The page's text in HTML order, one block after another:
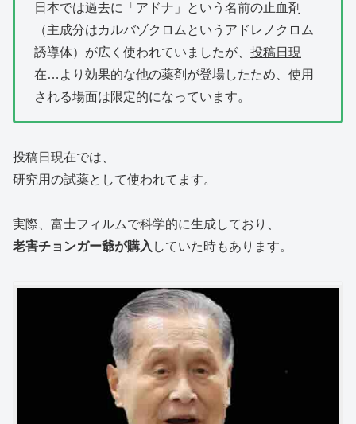
日本では過去に「アドナ」という名前の止血剤
（主成分はカルバゾクロムというアドレノクロム
誘導体）が広く使われていましたが、 投稿日現
在…より効果的な他の薬剤が登場したため、使用
される場面は限定的になっています。
投稿日現在では、
研究用の試薬として使われてます。
実際、富士フィルムで科学的に生成しており、
老害チョンガー爺が購入 していた時もあります。